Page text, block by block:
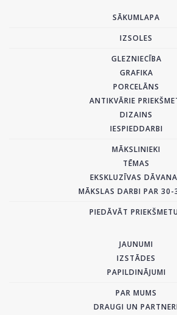
SĀKUMLAPA
IZSOLES
GLEZNIECĪBA
GRAFIKA
PORCELĀNS
ANTIKVĀRIE
DIZAINS
IESPIEDDARBI
MĀKSLINIEKI
TĒMAS
EKSKLUZĪVAS
MĀKSLAS DARBI PAR 30-
PIEDĀVĀT
JAUNUMI
IZSTĀDES
PAPILDINĀJUMI
PAR MUMS
DRAUGI UN